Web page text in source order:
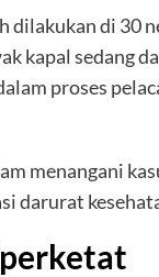
di 30
kapal sedang
proses
menangani
darurat